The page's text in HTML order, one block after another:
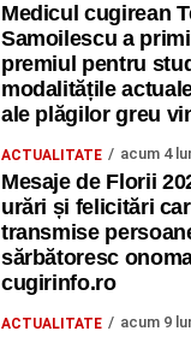
Medicul cugirean
Samoilescu a
premiul pentru
modalitățile
ale plăgilor greu
ACTUALITATE acum 4
Mesaje de Florii
urări și felicitări
transmise
sărbătoresc
cugirinfo.ro
ACTUALITATE acum 9